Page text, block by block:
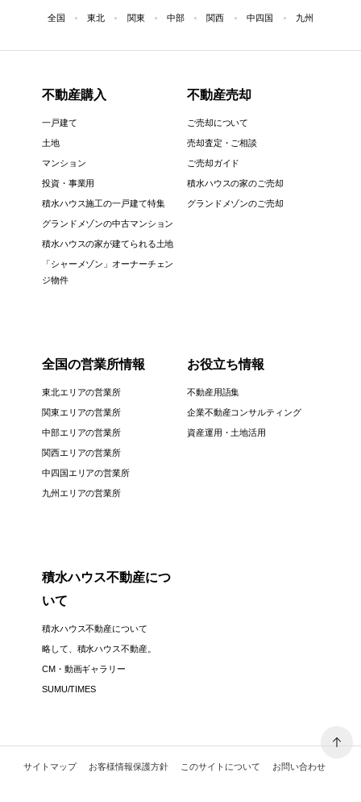
全国 東北 関東 中部 関西 中四国 九州
不動産購入
一戸建て
土地
マンション
投資・事業用
積水ハウス施工の一戸建て特集
グランドメゾンの中古マンション
積水ハウスの家が建てられる土地
「シャーメゾン」オーナーチェン
ジ物件
不動産売却
ご売却について
売却査定・ご相談
ご売却ガイド
積水ハウスの家のご売却
グランドメゾンのご売却
全国の営業所情報
東北エリアの営業所
関東エリアの営業所
中部エリアの営業所
関西エリアの営業所
中四国エリアの営業所
九州エリアの営業所
お役立ち情報
不動産用語集
企業不動産コンサルティング
資産運用・土地活用
積水ハウス不動産につ
いて
積水ハウス不動産について
略して、積水ハウス不動産。
CM・動画ギャラリー
SUMU/TIMES
サイトマップ お客様情報保護方針 このサイトについて お問い合わせ